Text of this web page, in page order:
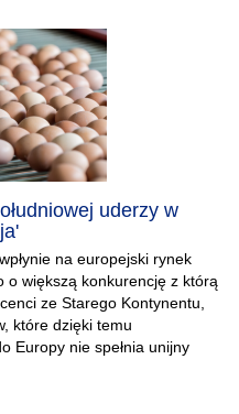
uderzy w
na europejski rynek
o większą konkurencję z którą
ze Starego Kontynentu,
które dzięki temu
Europy nie spełnia unijny